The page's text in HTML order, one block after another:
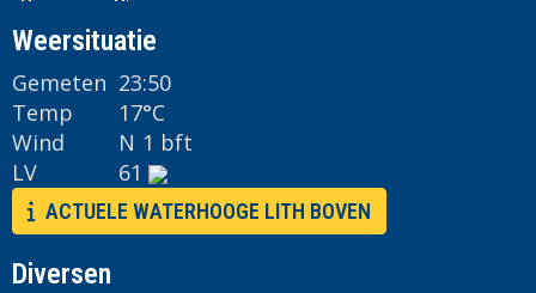
Weersituatie
Gemeten 23:50
Temp
17°C
Wind
N 1 bft
LV
61
ACTUELE WATERHOOGE LITH BOVEN
Diversen